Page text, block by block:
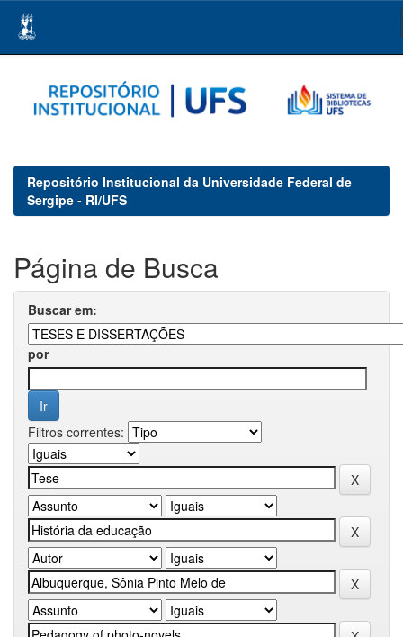
navigation
Repositório Institucional da Universidade Federal de
Sergipe - RI/UFS
Página de Busca
Buscar em:
por
Filtros correntes: